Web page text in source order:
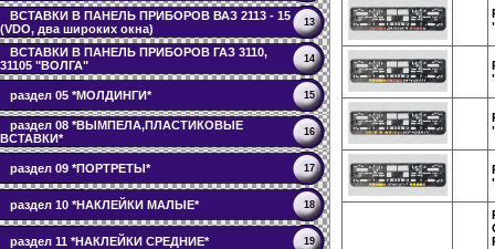
ВСТАВКИ В ПАНЕЛЬ ПРИБОРОВ ВАЗ 2113 - 15
(VDO, два широких окна)
13
ВСТАВКИ В ПАНЕЛЬ ПРИБОРОВ ГАЗ 3110,
31105 "ВОЛГА"
14
раздел 05 *МОЛДИНГИ* 15
раздел 08 *ВЫМПЕЛА,ПЛАСТИКОВЫЕ
ВСТАВКИ*
16
раздел 09 *ПОРТРЕТЫ* 17
раздел 10 *НАКЛЕЙКИ МАЛЫЕ* 18
раздел 11 *НАКЛЕЙКИ СРЕДНИЕ* 19